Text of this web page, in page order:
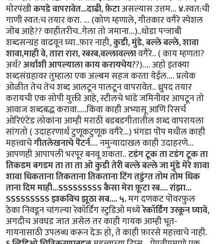
मोरपंखीकपडे वापरावेत...दाढी, फ़ेटाअसल्यास उत्तम...४.स्वत:ची
गाणी स्वत:च तयार करा. ... (कोण म्हणाले, गीतकार वगैरे स्पेशल
जॊब आहे?? काहीतरीच..गेला तो जमाना...)..थोडा पन्जाबी
शब्दसन्ग्रह वाढवून घ्या..फ़ार नाही,कुडी, मुंडे, बल्ले बल्ले, शावा
शावा,माही वे, तारा रारा, रबरब,वल्लावल्लावगैरे.. ( काय म्हणता?
अर्थ?अर्थाशी आपल्याला काय करायचेय??).... अहो इतक्या
शब्दसंग्रहावर तुम्हाला एक अल्बम सहज करता येईल.... प्रत्येक
ओळीत तेच तेच शब्द आलटून पालटून वापरावेत.. ध्रुपद तयार
करायची एक सोपी युक्ती आहे, स्टीलचे भांडे जमिनीवर आपटून तो
आवाज शब्दबद्ध करावा.....किंवा काही अभ्यासू आणि रिसर्च
ओरिएंटेड लोकांना आम्ही मराठी बडबडगीतातील शब्द वापरायला
सांगतो ( उदाहरणार्थ टुणूकटुणूक वगैरे...) भंगडा पॊप मधील काही
महत्त्वाचेगीतलेखनाचे पॆटर्न.... नमुन्यादाखल काही उदाहरणे...
आपणही आपापली भरपूर बनवू शकता..टडंग टूक ता टडंग टूक ता
तिकडम बगडम ता ता ता ओ कुडी तेरी बल्ले बल्ले जा मुंडे मेरे शावा
शावा धिकताना तिकताना तिकताना टिंग तडुंग्त तोम तोम धिक
ताना दिम माही...SSSSSSSSS कैसा मेरा फ़ूटा रब.... रांझा...
SSSSSSSSS इश्कविच झूठा सब....५.मग दणकट पॊवरफ़ुल
ठेका निवडून चांगल्या रेकॉर्डिंग स्टुडिओ मध्येरेकॉर्डिंग उरकून घ्यावे,
अगदीच अवघड जात असेल तर काही गायक आम्ही भूत-
गायनासाठी उपलब्ध करून देऊ हो, ते काही फ़ारसे महत्त्वाचे नाही.